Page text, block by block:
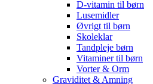
D-vitamin til børn
Lusemidler
Øvrigt til børn
Skoleklar
Tandpleje børn
Vitaminer til børn
Vorter & Orm
Graviditet & Amning